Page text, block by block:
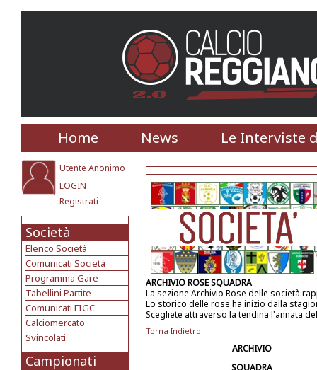
Home News Le Interviste
Utente Anonimo
LOGIN
Registrati
Società
Elenco Società
Comunicati Società
Programma Gare
Tabellini Partite
Comunicati FIGC
Calciomercato
Svincolati
Campionati
ARCHIVIO ROSE SQUADRA
La sezione Archivio Rose delle società
Lo storico delle rose ha inizio dalla
Scegliete attraverso la tendina l'annata
Torna Indietro
ARCHIVIO
SQUADRA